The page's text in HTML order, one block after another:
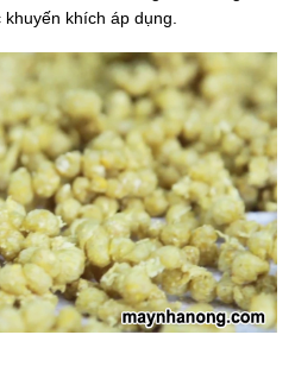
khích áp dụng.